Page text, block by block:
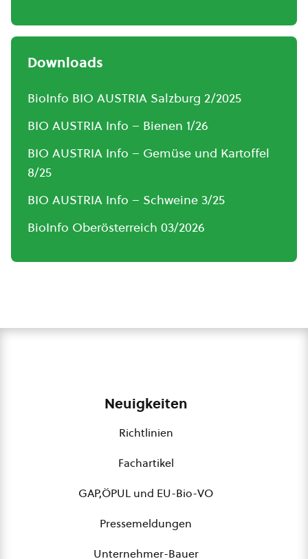
Downloads
BioInfo BIO AUSTRIA Salzburg 2/2025
BIO AUSTRIA Info – Bienen 1/26
BIO AUSTRIA Info – Gemüse und Kartoffel
8/25
BIO AUSTRIA Info – Schweine 3/25
BioInfo Oberösterreich 03/2026
Neuigkeiten
Richtlinien
Fachartikel
GAP,ÖPUL und EU-Bio-VO
Pressemeldungen
Unternehmer-Bauer